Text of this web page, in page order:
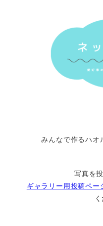
みんなで作るハオ
写真を
ギャラリー用投稿ペー